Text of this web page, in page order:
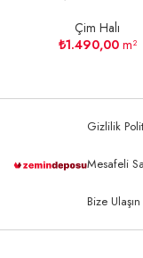
Çim Halı
₺1.490,00m²
Gizlilik
Mesafeli
Bize Ulaşın